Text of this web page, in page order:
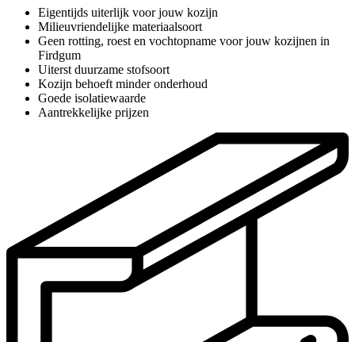
Eigentijds uiterlijk voor jouw kozijn
Milieuvriendelijke materiaalsoort
Geen rotting, roest en vochtopname voor jouw kozijnen in
Firdgum
Uiterst duurzame stofsoort
Kozijn behoeft minder onderhoud
Goede isolatiewaarde
Aantrekkelijke prijzen